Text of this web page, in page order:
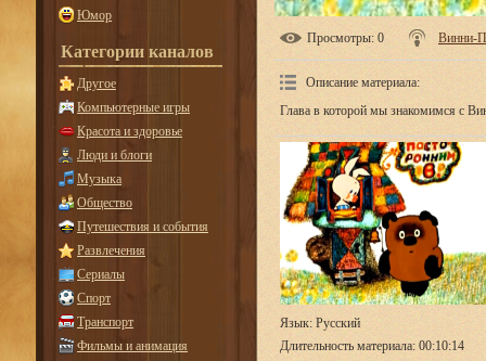
Юмор
Категории каналов
Другое
Компьютерные игры
Красота и здоровье
Люди и блоги
Музыка
Общество
Путешествия и события
Развлечения
Сериалы
Спорт
Транспорт
Фильмы и анимация
Просмотры: 0 Винни-
Описание материала:
Глава в которой мы знакомимся с
Язык: Русский
Длительность материала: 00:10:14